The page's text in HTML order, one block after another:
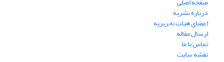
درباره نشریه
اعضای هیات تحریریه
ارسال مقاله
تماس با ما
نقشه سایت